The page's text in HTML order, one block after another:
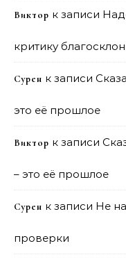
Виктор к записи
критику
Сурен к записи
это её прошлое
Виктор к записи
– это её прошлое
Сурен к записи Не
проверки